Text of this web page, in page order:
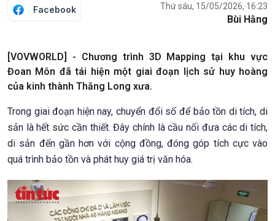
Facebook Thứ sáu, 15/05/2026, 16:23
Bùi Hằng
[VOVWORLD] - Chương trình 3D Mapping tại khu vực
Đoan Môn đã tái hiện một giai đoạn lịch sử huy hoàng
của kinh thành Thăng Long xưa.
Trong giai đoạn hiện nay, chuyển đổi số để bảo tồn di tích, di
sản là hết sức cần thiết. Đây chính là cầu nối đưa các di tích,
di sản đến gần hơn với cộng đồng, đóng góp tích cực vào
quá trình bảo tồn và phát huy giá trị văn hóa.